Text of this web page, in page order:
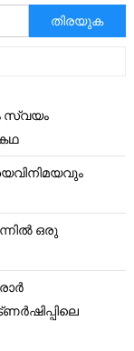
അനേഷിക്കുക
സ്വയം
ഒരു